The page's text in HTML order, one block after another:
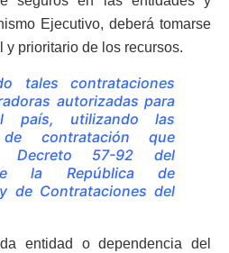
Ejecutivo, deberá tomarse
y prioritario de los recursos.
tales contrataciones
autorizadas para
país, utilizando las
de contratación que
Decreto 57-92 del
la República de
de Contrataciones del
entidad o dependencia del